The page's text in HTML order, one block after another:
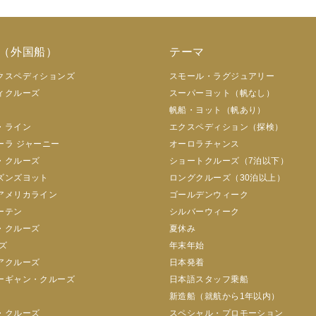
外国船）
スペディションズ
クルーズ
ライン
ラ ジャーニー
クルーズ
ンズヨット
メリカライン
テン
クルーズ
クルーズ
ギャン・クルーズ
クルーズ
テーマ
スモール・ラグジュアリー
スーパーヨット（帆なし）
帆船・ヨット（帆あり）
エクスペディション（探検）
オーロラチャンス
ショートクルーズ（7泊以下）
ロングクルーズ（30泊以上）
ゴールデンウィーク
シルバーウィーク
夏休み
年末年始
日本発着
日本語スタッフ乗船
新造船（就航から1年以内）
スペシャル・プロモーション